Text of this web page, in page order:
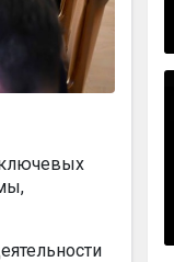
ключевых